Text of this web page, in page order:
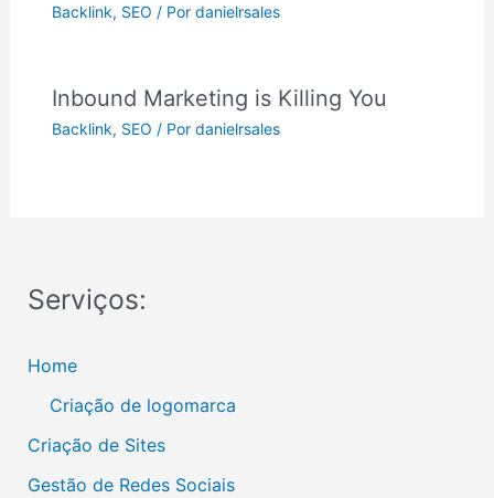
Backlink, SEO / Pordanielrsales
Inbound Marketing is Killing You
Backlink, SEO / Pordanielrsales
Serviços:
Home
Criação de logomarca
Criação de Sites
Gestão de Redes Sociais